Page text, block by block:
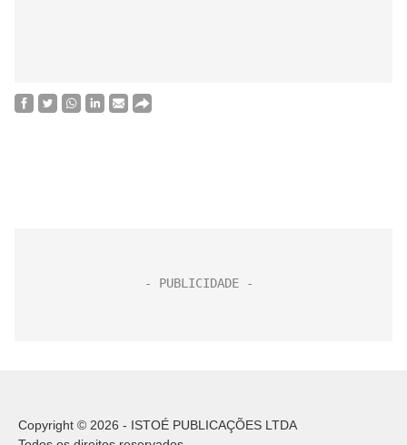
Copyright © 2026 - ISTOÉ PUBLICAÇÕES LTDA